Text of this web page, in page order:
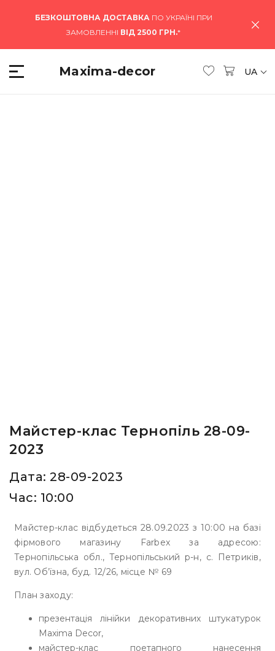
БЕЗКОШТОВНА ДОСТАВКАПО УКРАЇНІ ПРИ
ЗАМОВЛЕННІ ВІД 2500 ГРН.*
Maxima-decor UA
Майстер-клас Тернопіль 28-09-
2023
Дата: 28-09-2023
Час: 10:00
Майстер-клас відбудеться 28.09.2023 з 10:00 на базі
фірмового магазину Farbex за адресою:
Тернопільська обл., Тернопільський р-н, с. Петриків,
вул. Об’їзна, буд. 12/26, місце № 69
План заходу:
презентація лінійки декоративних штукатурок
Maxima Decor,
майстер-клас поетапного нанесення